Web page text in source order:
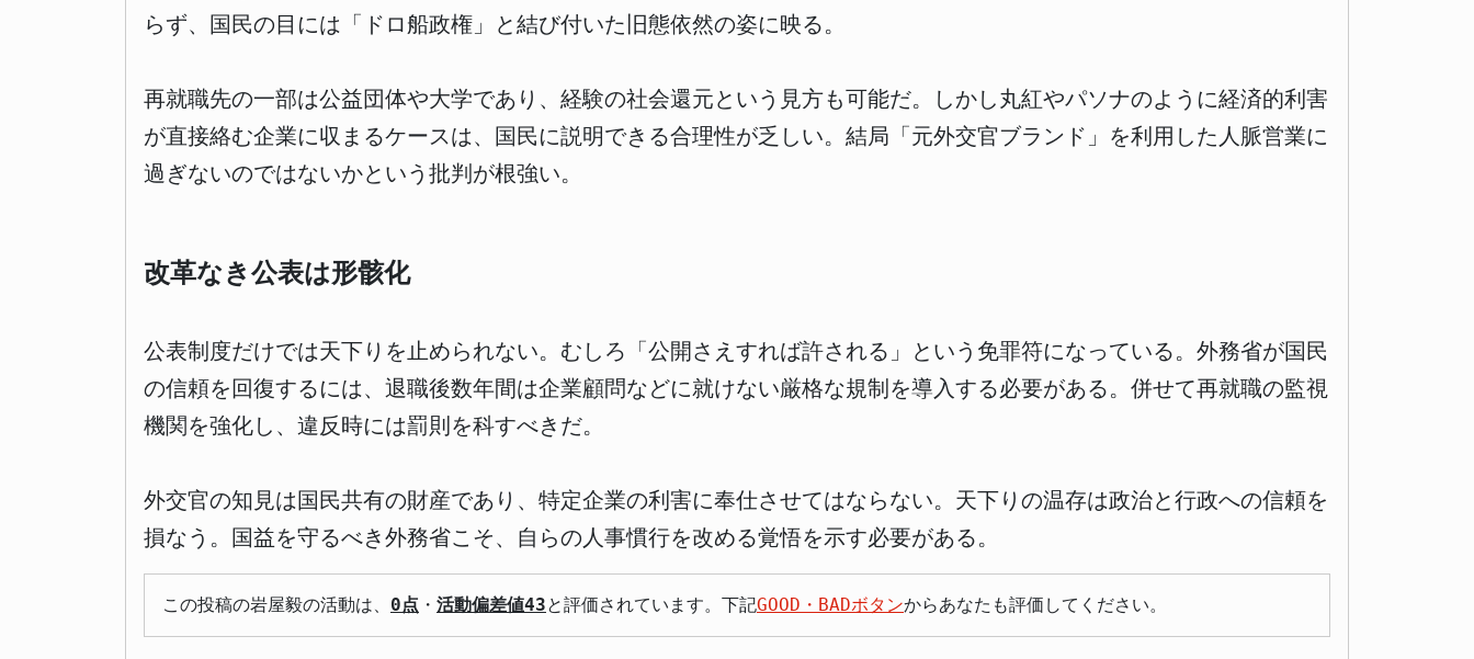
らず、国民の目には「ドロ船政権」と結び付いた旧態依然の姿に映る。
再就職先の一部は公益団体や大学であり、経験の社会還元という見方も可能だ。しかし丸紅やパソナのように経済的利害
が直接絡む企業に収まるケースは、国民に説明できる合理性が乏しい。結局「元外交官ブランド」を利用した人脈営業に
過ぎないのではないかという批判が根強い。
改革なき公表は形骸化
公表制度だけでは天下りを止められない。むしろ「公開さえすれば許される」という免罪符になっている。外務省が国民
の信頼を回復するには、退職後数年間は企業顧問などに就けない厳格な規制を導入する必要がある。併せて再就職の監視
機関を強化し、違反時には罰則を科すべきだ。
外交官の知見は国民共有の財産であり、特定企業の利害に奉仕させてはならない。天下りの温存は政治と行政への信頼を
損なう。国益を守るべき外務省こそ、自らの人事慣行を改める覚悟を示す必要がある。
この投稿の岩屋毅の活動は、 0点 ・ 活動偏差値43と評価されています。下記GOOD・BADボタンからあなたも評価してください。